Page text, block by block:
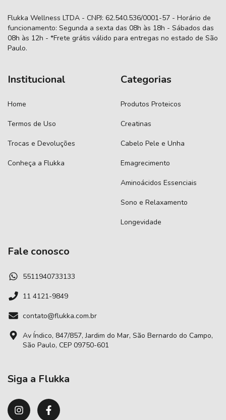
Flukka Wellness LTDA - CNPJ: 62.540.536/0001-57 - Horário de
funcionamento: Segunda a sexta das 08h às 18h - Sábados das
08h às 12h - *Frete grátis válido para entregas no estado de São
Paulo.
Institucional
Home
Termos de Uso
Trocas e Devoluções
Conheça a Flukka
Categorias
Produtos Proteicos
Creatinas
Cabelo Pele e Unha
Emagrecimento
Aminoácidos Essenciais
Sono e Relaxamento
Longevidade
Fale conosco
5511940733133
11 4121-9849
contato@flukka.com.br
Av Índico, 847/857, Jardim do Mar, São Bernardo do Campo,
São Paulo, CEP 09750-601
Siga a Flukka